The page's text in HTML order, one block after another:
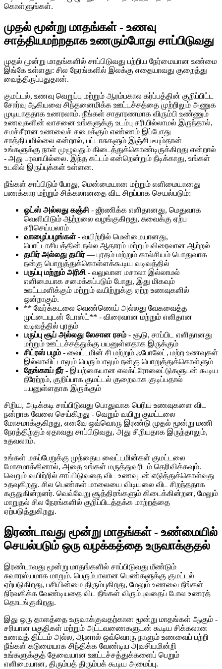
கொள்ளுங்கள்.
முதல் மூன்று மாதங்கள் - உணவு
சாத்தியமற்றதாக உணரும்போது சாப்பிடுவது
முதல் மூன்று மாதங்களில் சாப்பிடுவது பற்றிய நேர்மையான உண்மை
இங்கே உள்ளது: சில நேரங்களில் இலக்கு எதையாவது குறைத்து
வைத்திருப்பதுதான்.
குமட்டல், உணவு வெறுப்பு மற்றும் ஆரம்பகால கர்ப்பத்தின் குறிப்பிட்ட
சோர்வு ஆகியவை சிந்தனைமிக்க ஊட்டச்சத்தை முற்றிலும் அணுக
முடியாததாக உணரலாம். நீங்கள் சாதாரணமாக விரும்பி உண்ணும்
உணவுகளின் வாசனை உங்களுக்கு உடம்பு சரியில்லாமல் இருந்தால்,
சமச்சீரான உணவைச் சமைக்கும் எண்ணம் இப்போது
சாத்தியமில்லை என்றால், பட்டாசுகளும் இஞ்சி டீயும்தான்
உங்களுக்கு நாள் முழுவதும் கிடைத்துக்கொண்டிருக்கிறது என்றால்
- அது பரவாயில்லை. இந்த கட்டம் என்றென்றும் நீடிக்காது, உங்கள்
உடலில் இருப்புக்கள் உள்ளன.
நீங்கள் சாப்பிடும் போது, ​​மென்மையான மற்றும் எளிமையானது
பணக்கார மற்றும் சிக்கலானதை விட சிறப்பாக செயல்படும்:
ஓட்ஸ் அல்லது கஞ்சி - ஜீரணிக்க எளிதானது, மெதுவாக
வெளியிடும் ஆற்றலை வழங்குகிறது, சுவைக்கு ஏற்ப
சரிசெய்யலாம்
வாழைப்பழங்கள் - வயிற்றில் மென்மையானது,
பொட்டாசியத்தின் நல்ல ஆதாரம் மற்றும் விரைவான ஆற்றல்
தயிர் அல்லது தயிர்— புரதம் மற்றும் கால்சியம் பொதுவாக
நன்கு பொறுத்துக்கொள்ளக்கூடிய வடிவத்தில்
பருப்பு மற்றும் அரிசி - வலுவான மசாலா இல்லாமல்
எளிமையாக சமைக்கப்படும் போது, ​​இது மிகவும்
ஊட்டமளிக்கும் மற்றும் வயிற்றுக்கு ஏற்ற உணவுகளில்
ஒன்றாகும்.
** வேர்க்கடலை வெண்ணெய் அல்லது வேகவைத்த
முட்டையுடன் டோஸ்ட்** - விரைவான மற்றும் எளிதான
வடிவத்தில் புரதம்
பருப்பு சூப் அல்லது லேசான ரசம் - சூடு, சாப்பிட எளிதானது
மற்றும் ஊட்டச்சத்துக்கு பயனுள்ளதாக இருக்கும்
சிட்ரஸ் பழம் - வைட்டமின் சி மற்றும் ஃபோலேட், மற்ற உணவுகள்
இல்லாவிட்டாலும் பெரும்பாலும் நன்கு பொறுத்துக்கொள்ளும்
தேங்காய் நீர்- இயற்கையான எலக்ட்ரோலைட்டுகளுடன் கூடிய
நீரேற்றம், குறிப்பாக குமட்டல் குறைவாக குடிப்பதால்
பயனுள்ளதாக இருக்கும்
சிறிய, அடிக்கடி சாப்பிடுவது பொதுவாக பெரிய உணவுகளை விட
நன்றாக வேலை செய்கிறது - வெறும் வயிறு குமட்டலை
மோசமாக்குகிறது, எனவே ஒவ்வொரு இரண்டு முதல் மூன்று மணி
நேரத்திற்கும் ஏதாவது சாப்பிடுவது, அது சிறியதாக இருந்தாலும்,
உதவலாம்.
உங்கள் மகப்பேறுக்கு முந்தைய வைட்டமின்கள் குமட்டலை
மோசமாக்கினால், அதை உங்கள் மருத்துவரிடம் தெரிவிக்கவும்.
வெறும் வயிற்றில் சாப்பிடுவதை விட உணவுடன் எடுத்துக்கொள்வது
உதவுகிறது. சில பெண்கள் மாலையை விடியலை விட சிறந்ததாக
கருதுகின்றனர். வெவ்வேறு சூத்திரங்களும் கிடைக்கின்றன, மேலும்
மாறுதல் சில நேரங்களில் குறிப்பிடத்தக்க மாற்றத்தை
ஏற்படுத்துகிறது.
இரண்டாவது மூன்று மாதங்கள் - உண்மையில்
செயல்படும் ஒரு வழக்கத்தை உருவாக்குதல்
இரண்டாவது மூன்று மாதங்களில் சாப்பிடுவது மீண்டும்
சுவாரஸ்யமாக மாறும். பெரும்பாலான பெண்களுக்கு குமட்டல்
ஏற்படுகிறது, பசியின்மை திரும்புகிறது, மேலும் உணவை நீங்கள்
நிர்வகிக்க வேண்டியதை விட நீங்கள் விரும்புவதைப் போல உணரத்
தொடங்குகிறது.
இது ஒரு தாளத்தை உருவாக்குவதற்கான மூன்று மாதங்கள் ஆகும் -
சரியான பகுதிகள் மற்றும் அட்டவணைகளுடன் கூடிய சிக்கலான
உணவுத் திட்டம் அல்ல, ஆனால் ஒவ்வொரு நாளும் உணவைப் பற்றி
நீங்கள் கடுமையாக சிந்திக்க வேண்டிய அவசியமின்றி
உங்களுக்குத் தேவையான ஊட்டச்சத்துக்களைப் பெறும்
எளிமையான, திரும்பத் திரும்பக் கூடிய அமைப்பு.